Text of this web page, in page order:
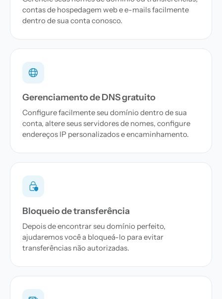
contas de hospedagem web e e-mails facilmente
dentro de sua conta conosco.
Gerenciamento de DNS gratuito
Configure facilmente seu domínio dentro de sua
conta, altere seus servidores de nomes, configure
endereços IP personalizados e encaminhamento.
Bloqueio de transferência
Depois de encontrar seu domínio perfeito,
ajudaremos você a bloqueá-lo para evitar
transferências não autorizadas.